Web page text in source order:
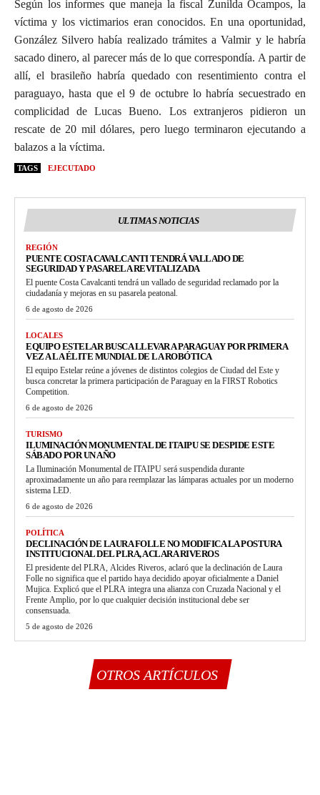
Según los informes que maneja la fiscal Zunilda Ocampos, la
víctima y los victimarios eran conocidos. En una oportunidad,
González Silvero había realizado trámites a Valmir y le habría
sacado dinero, al parecer más de lo que correspondía. A partir de
allí, el brasileño habría quedado con resentimiento contra el
paraguayo, hasta que el 9 de octubre lo habría secuestrado en
complicidad de Lucas Bueno. Los extranjeros pidieron un
rescate de 20 mil dólares, pero luego terminaron ejecutando a
balazos a la víctima.
TAGS EJECUTADO
ULTIMAS NOTICIAS
REGIÓN
PUENTE COSTA CAVALCANTI TENDRÁ VALLADO DE
SEGURIDAD Y PASARELA REVITALIZADA
El puente Costa Cavalcanti tendrá un vallado de seguridad reclamado por la
ciudadanía y mejoras en su pasarela peatonal.
6 de agosto de 2026
LOCALES
EQUIPO ESTELAR BUSCA LLEVAR A PARAGUAY POR PRIMERA
VEZ A LA ÉLITE MUNDIAL DE LA ROBÓTICA
El equipo Estelar reúne a jóvenes de distintos colegios de Ciudad del Este y
busca concretar la primera participación de Paraguay en la FIRST Robotics
Competition.
6 de agosto de 2026
TURISMO
ILUMINACIÓN MONUMENTAL DE ITAIPU SE DESPIDE ESTE
SÁBADO POR UN AÑO
La Iluminación Monumental de ITAIPU será suspendida durante
aproximadamente un año para reemplazar las lámparas actuales por un moderno
sistema LED.
6 de agosto de 2026
POLÍTICA
DECLINACIÓN DE LAURA FOLLE NO MODIFICA LA POSTURA
INSTITUCIONAL DEL PLRA, ACLARA RIVEROS
El presidente del PLRA, Alcides Riveros, aclaró que la declinación de Laura
Folle no significa que el partido haya decidido apoyar oficialmente a Daniel
Mujica. Explicó que el PLRA integra una alianza con Cruzada Nacional y el
Frente Amplio, por lo que cualquier decisión institucional debe ser
consensuada.
5 de agosto de 2026
OTROS ARTÍCULOS